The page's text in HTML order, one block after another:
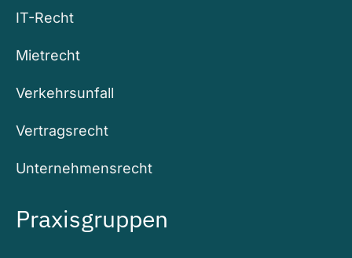
IT-Recht
Mietrecht
Verkehrsunfall
Vertragsrecht
Unternehmensrecht
Praxisgruppen